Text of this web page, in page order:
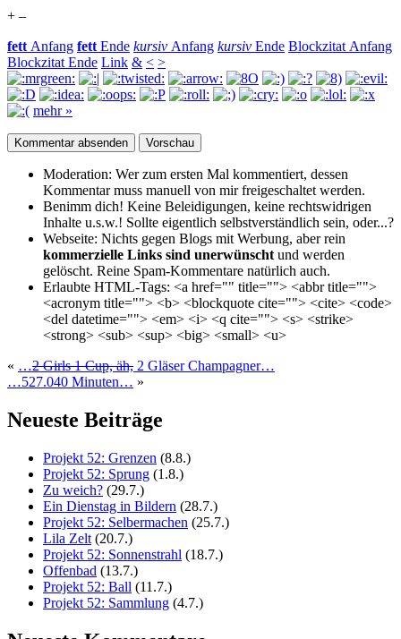
+ –
fettAnfang fettEnde kursiv Anfang kursiv Ende Blockzitat Anfang
Blockzitat Ende Link & < >
mehr »
Moderation: Wer zum ersten Mal kommentiert, dessen
Kommentar muss manuell von mir freigeschaltet werden.
Benimm dich! Keine Beleidigungen, keine rechtswidrigen
Inhalte u.s.w.! Sollte eigentlich selbst­verständlich sein, oder...?
Webseite: Nichts gegen Blogs mit Werbung, aber rein
kommerzielle Links sind unerwünschtund werden
gelöscht. Reine Spam-Kommentare natürlich auch.
Erlaubte HTML-Tags: <a href="" title=""> <abbr title="">
<acronym title=""> <b> <blockquote cite=""> <cite> <code>
<del datetime=""> <em> <i> <q cite=""> <s> <strike>
<strong> <sub> <sup> <big> <small> <u>
« …2 Girls 1 Cup, äh, 2 Gläser Champagner…
…527.040 Minuten… »
Neueste Beiträge
Projekt 52: Grenzen (8.8.)
Projekt 52: Sprung (1.8.)
Zu weich? (29.7.)
Ein Dienstag in Bildern (28.7.)
Projekt 52: Selbermachen (25.7.)
Lila Zelt (20.7.)
Projekt 52: Sonnenstrahl (18.7.)
Offenbad (13.7.)
Projekt 52: Ball (11.7.)
Projekt 52: Sammlung (4.7.)